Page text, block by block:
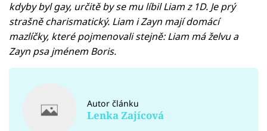
kdyby byl gay, určitě by se mu líbil Liam z 1D. Je prý
strašně charismatický. Liam i Zayn mají domácí
mazlíčky, které pojmenovali stejně: Liam má želvu a
Zayn psa jménem Boris.
Autor článku
Lenka Zajícová